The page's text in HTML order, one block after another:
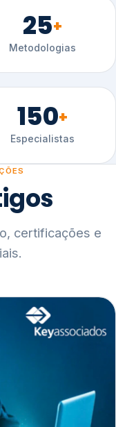
25+
Metodologias
150+
Especialistas
certificações e